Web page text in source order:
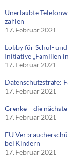
Unerlaubte
zahlen
17. Februar 2021
Lobby für Schul-
Initiative „Familien
17. Februar 2021
Datenschutzstrafe:
17. Februar 2021
Grenke – die
17. Februar 2021
EU-
bei Kindern
17. Februar 2021